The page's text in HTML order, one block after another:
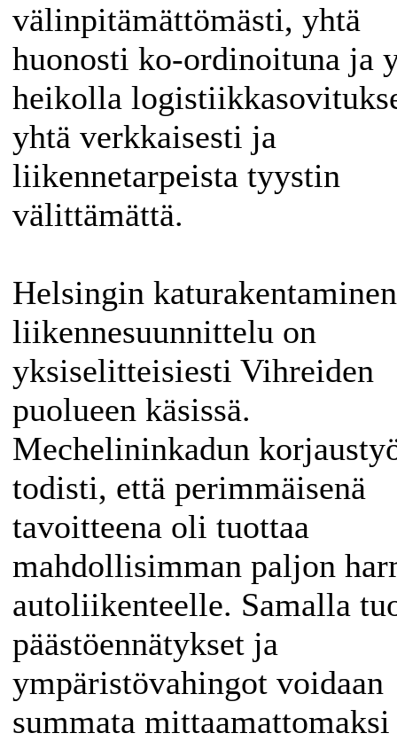
välinpitämättömästi, yhtä
huonosti ko-ordinoituna ja
heikolla
yhtä verkkaisesti ja
liikennetarpeista tyystin
välittämättä.
Helsingin
liikennesuunnittelu on
yksiselitteisiesti Vihreiden
puolueen käsissä.
Mechelininkadun
todisti, että perimmäisenä
tavoitteena oli tuottaa
mahdollisimman paljon
autoliikenteelle. Samalla
päästöennätykset ja
ympäristövahingot voidaan
summata mittaamattomaksi